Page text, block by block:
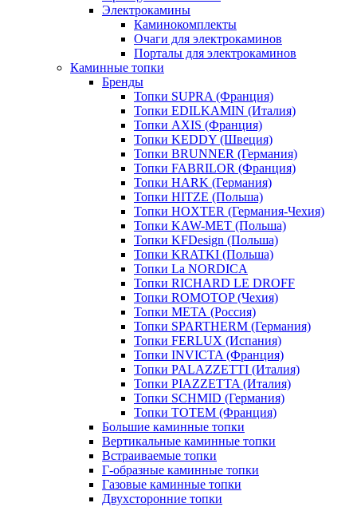
Электрокамины
Каминокомплекты
Очаги для электрокаминов
Порталы для электрокаминов
Каминные топки
Бренды
Топки SUPRA (Франция)
Топки EDILKAMIN (Италия)
Топки AXIS (Франция)
Топки KEDDY (Швеция)
Топки BRUNNER (Германия)
Топки FABRILOR (Франция)
Топки HARK (Германия)
Топки HITZE (Польша)
Топки HOXTER (Германия-Чехия)
Топки KAW-MET (Польша)
Топки KFDesign (Польша)
Топки KRATKI (Польша)
Топки La NORDICA
Топки RICHARD LE DROFF
Топки ROMOTOP (Чехия)
Топки МЕТА (Россия)
Топки SPARTHERM (Германия)
Топки FERLUX (Испания)
Топки INVICTA (Франция)
Топки PALAZZETTI (Италия)
Топки PIAZZETTA (Италия)
Топки SCHMID (Германия)
Топки TOTEM (Франция)
Большие каминные топки
Вертикальные каминные топки
Встраиваемые топки
Г-образные каминные топки
Газовые каминные топки
Двухсторонние топки